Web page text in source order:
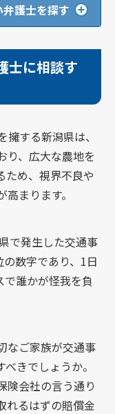
護士を探す
士に相談す
する新潟県は、
り、広大な農地を
ため、視界不良や
まります。
で発生した交通事
数字であり、1日
誰かが怪我を負
なご家族が交通事
きでしょうか。
険会社の言う通り
れるはずの賠償金